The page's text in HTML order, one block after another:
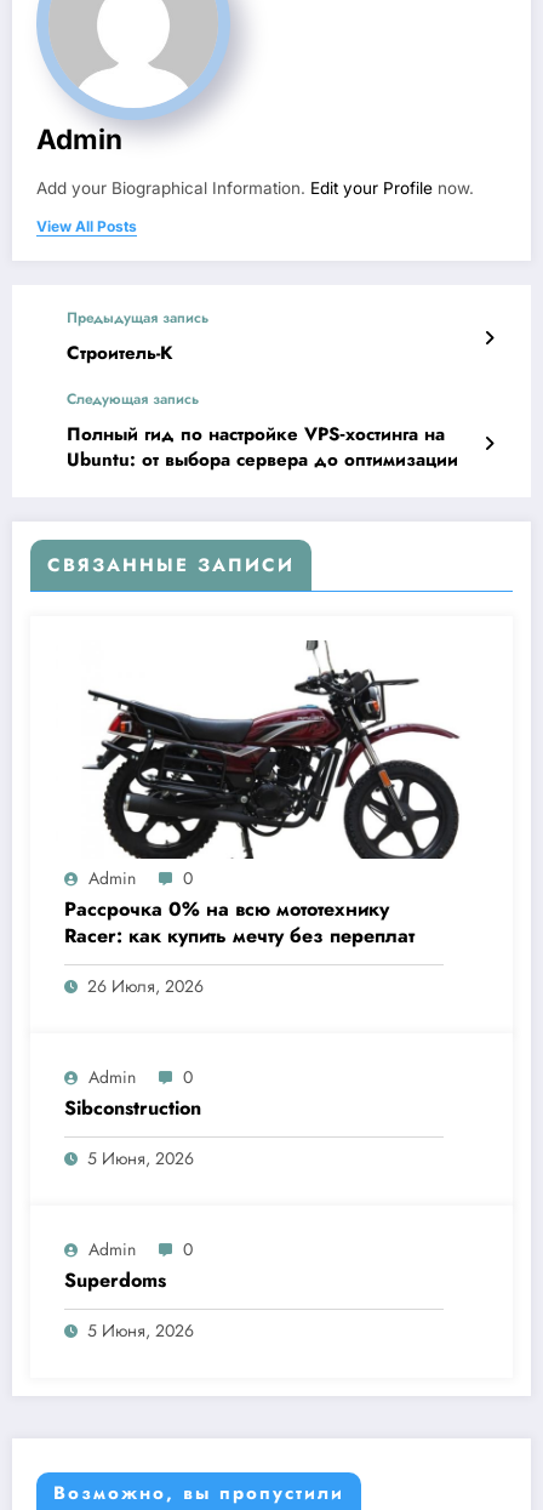
Admin
Add your Biographical Information. Edit your Profile now.
View All Posts
Предыдущая запись
Строитель-К
Следующая запись
Полный гид по настройке VPS‑хостинга на
Ubuntu: от выбора сервера до оптимизации
СВЯЗАННЫЕ ЗАПИСИ
Admin 0
Рассрочка 0% на всю мототехнику
Racer: как купить мечту без переплат
26 Июля, 2026
Admin 0
Sibconstruction
5 Июня, 2026
Admin 0
Superdoms
5 Июня, 2026
Возможно, вы пропустили